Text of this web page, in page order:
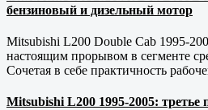
бензиновый и дизельный мотор
Mitsubishi L200 Double Cab 1995-
настоящим прорывом в сегменте
Сочетая в себе практичность
Mitsubishi L200 1995-2005: третье